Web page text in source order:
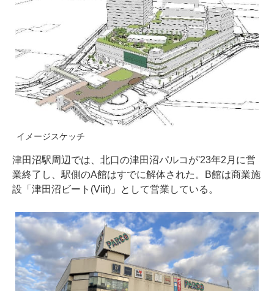
イメージスケッチ
津田沼駅周辺では、北口の津田沼パルコが'23年2月に営
業終了し、駅側のA館はすでに解体された。B館は商業施
設「津田沼ビート(Viit)」として営業している。